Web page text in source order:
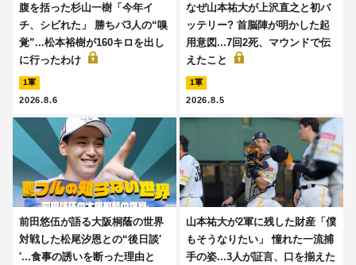
腹を括った杉山一樹「今年イ
チ、シビれた」 勝ちパ3人の“嗅
覚”...松本裕樹が160キロを出し
に行ったわけ
1軍
2026.8.6
なぜ山本祐大が上沢直之と初バ
ッテリー? 首脳陣が明かした起
用意図...7回2死、マウンドで伝
えたこと
1軍
2026.8.5
前田悠伍が語る大阪桐蔭の世界
対戦した松尾汐恩との“後日談′
′...食事の誘いを断った理由と
山本祐大が2軍に残した財産「僕
もそうなりたい」 憧れた一流捕
手の姿...3人が証言、口を揃えた